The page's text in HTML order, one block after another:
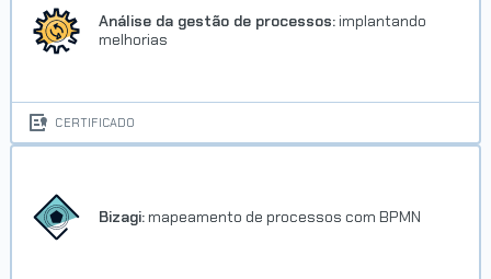
Análise da gestão de processos: implantando
melhorias
CERTIFICADO
Bizagi: mapeamento de processos com BPMN